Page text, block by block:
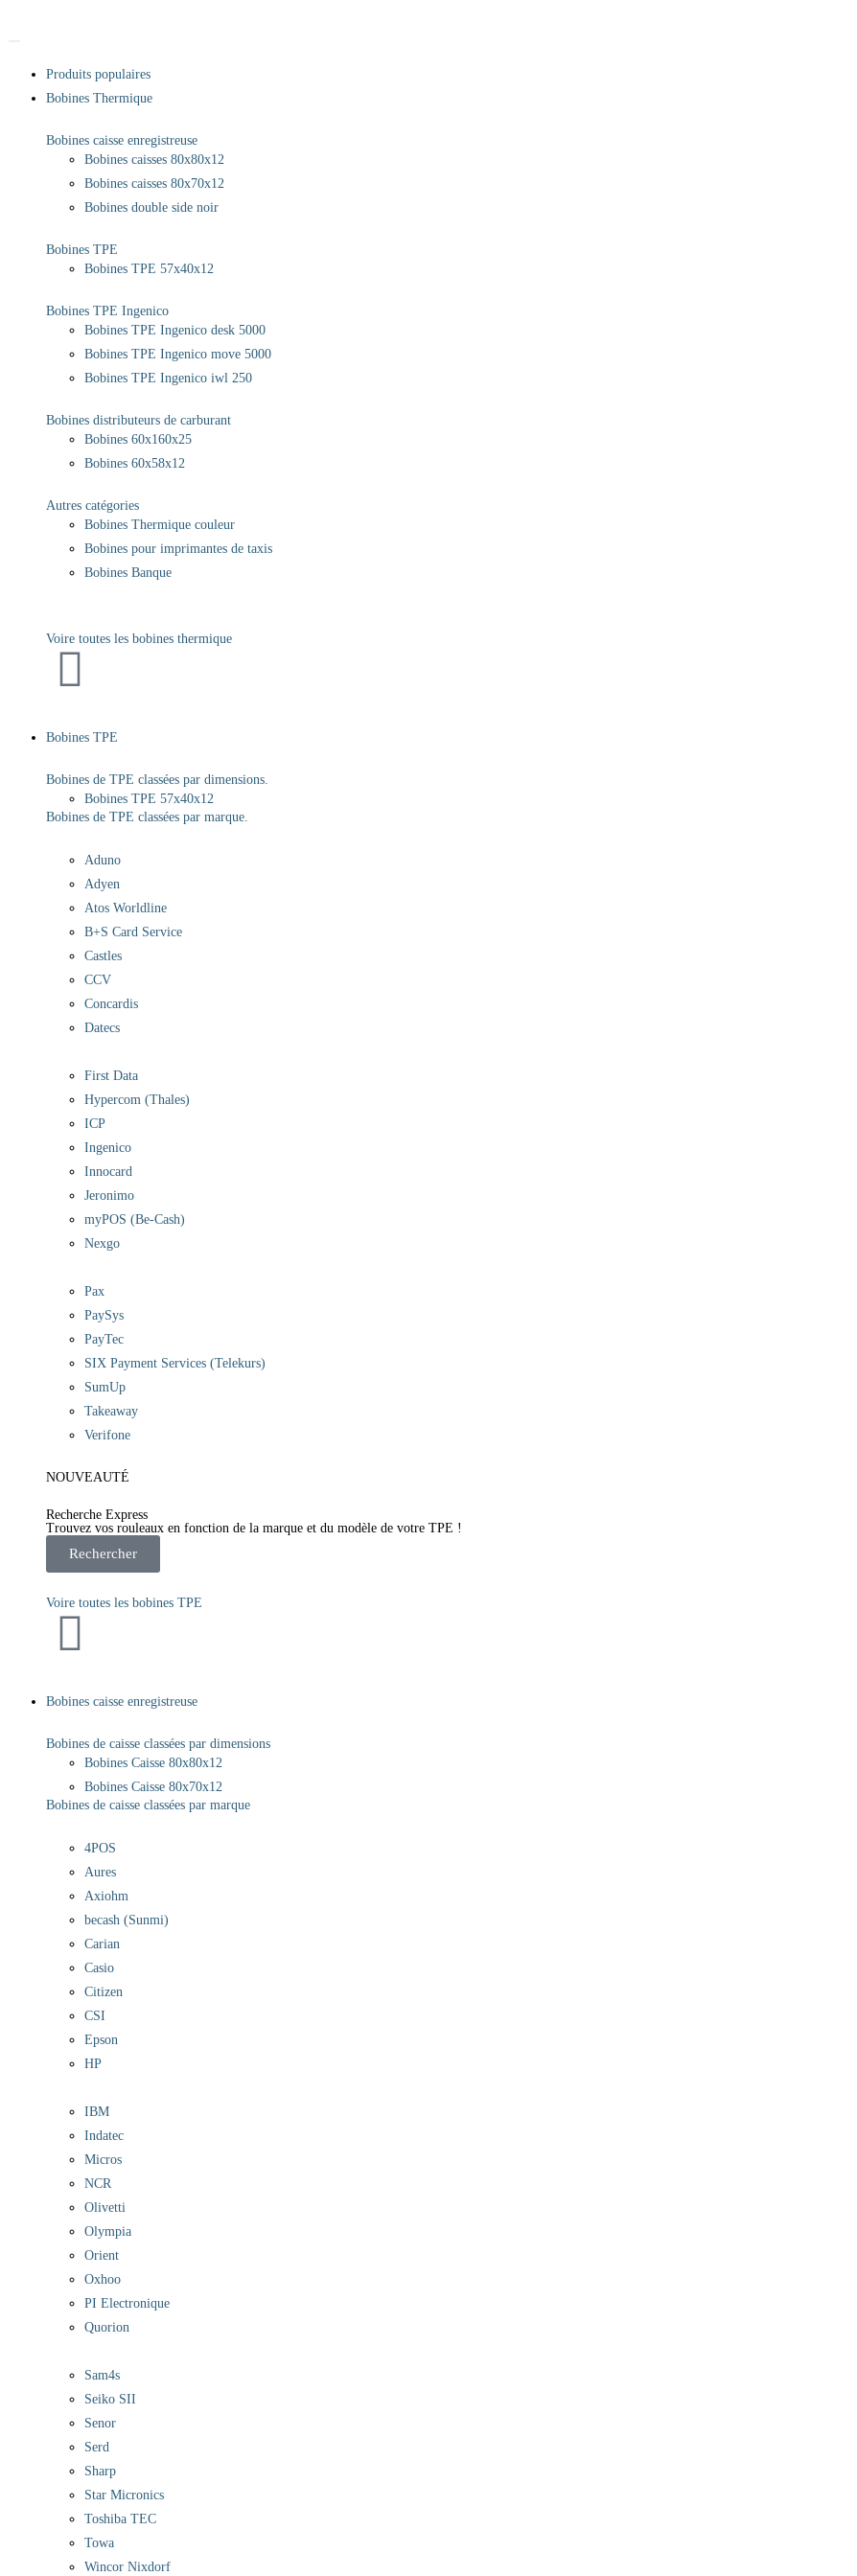
Produits populaires
Bobines Thermique
Bobines caisse enregistreuse
Bobines caisses 80x80x12
Bobines caisses 80x70x12
Bobines double side noir
Bobines TPE
Bobines TPE 57x40x12
Bobines TPE Ingenico
Bobines TPE Ingenico desk 5000
Bobines TPE Ingenico move 5000
Bobines TPE Ingenico iwl 250
Bobines distributeurs de carburant
Bobines 60x160x25
Bobines 60x58x12
Autres catégories
Bobines Thermique couleur
Bobines pour imprimantes de taxis
Bobines Banque
Voire toutes les bobines thermique
Bobines TPE
Bobines de TPE classées par dimensions.
Bobines TPE 57x40x12
Bobines de TPE classées par marque.
Aduno
Adyen
Atos Worldline
B+S Card Service
Castles
CCV
Concardis
Datecs
First Data
Hypercom (Thales)
ICP
Ingenico
Innocard
Jeronimo
myPOS (Be-Cash)
Nexgo
Pax
PaySys
PayTec
SIX Payment Services (Telekurs)
SumUp
Takeaway
Verifone
NOUVEAUTÉ
Recherche Express
Trouvez vos rouleaux en fonction de la marque et du modèle de votre TPE !
Rechercher
Voire toutes les bobines TPE
Bobines caisse enregistreuse
Bobines de caisse classées par dimensions
Bobines Caisse 80x80x12
Bobines Caisse 80x70x12
Bobines de caisse classées par marque
4POS
Aures
Axiohm
becash (Sunmi)
Carian
Casio
Citizen
CSI
Epson
HP
IBM
Indatec
Micros
NCR
Olivetti
Olympia
Orient
Oxhoo
PI Electronique
Quorion
Sam4s
Seiko SII
Senor
Serd
Sharp
Star Micronics
Toshiba TEC
Towa
Wincor Nixdorf